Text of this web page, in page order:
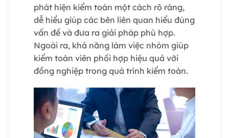
phát hiện kiểm toán một cách rõ ràng,
dễ hiểu giúp các bên liên quan hiểu đúng
vấn đề và đưa ra giải pháp phù hợp.
Ngoài ra, khả năng làm việc nhóm giúp
kiểm toán viên phối hợp hiệu quả với
đồng nghiệp trong quá trình kiểm toán.